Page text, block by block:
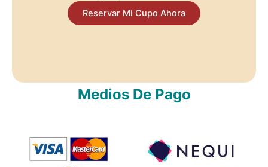
Reservar Mi Cupo Ahora
Medios De Pago